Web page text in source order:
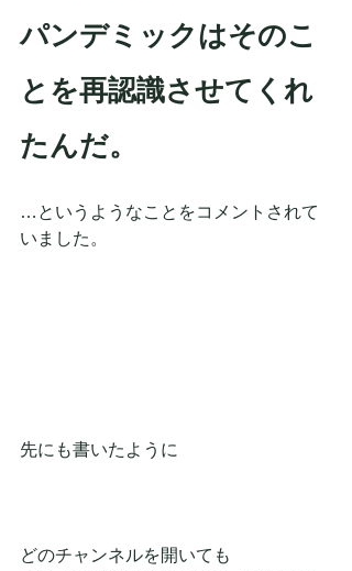
パンデミックはそのこ
とを再認識させてくれ
たんだ。
…というようなことをコメントされて
いました。
先にも書いたように
どのチャンネルを開いても